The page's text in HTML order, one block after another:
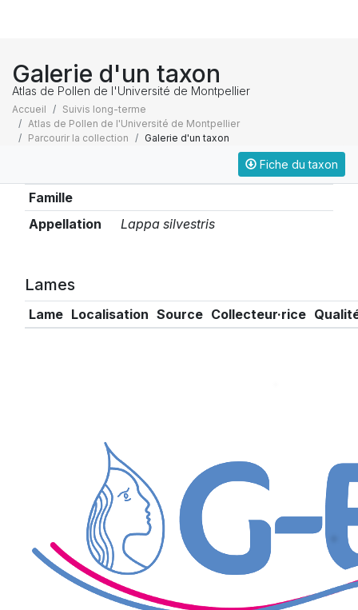
Galerie d'un taxon
Atlas de Pollen de l'Université de Montpellier
Accueil
Suivis long-terme
Atlas de Pollen de l'Université de Montpellier
Parcourir la collection
Galerie d'un taxon
Fiche du taxon
Famille
Appellation
Lappa silvestris
Lames
Lame Localisation Source Collecteur·rice